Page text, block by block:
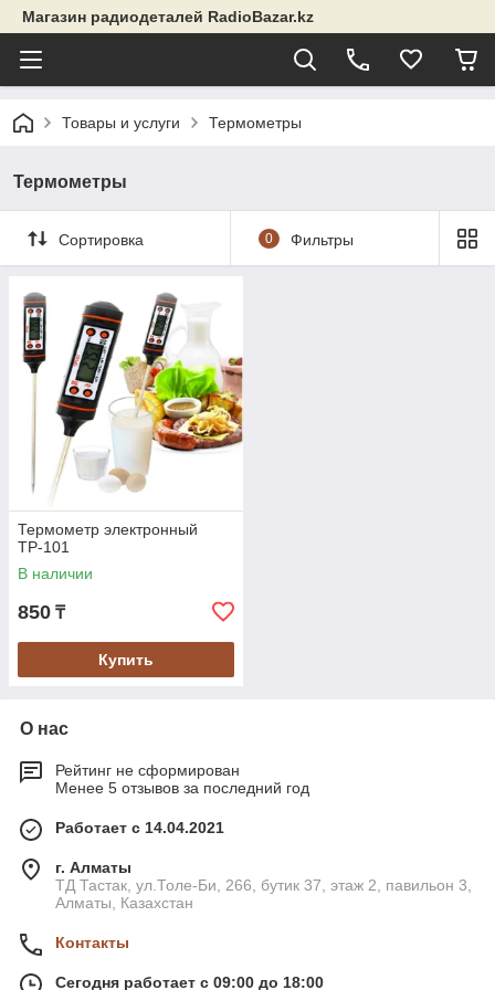
Магазин радиодеталей RadioBazar.kz
Товары и услуги Термометры
Термометры
Сортировка 0 Фильтры
Термометр электронный
ТР-101
В наличии
850 ₸
Купить
О нас
Рейтинг не сформирован
Менее 5 отзывов за последний год
Работает с 14.04.2021
г. Алматы
ТД Тастак, ул.Толе-Би, 266, бутик 37, этаж 2, павильон 3,
Алматы, Казахстан
Контакты
Сегодня работает с 09:00 до 18:00